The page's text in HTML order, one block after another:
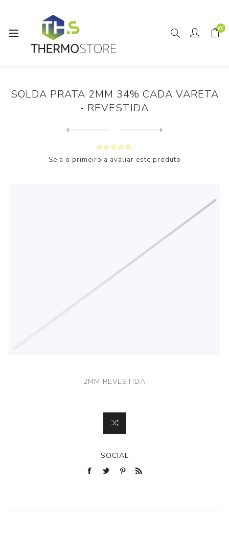
(0)
Início
Tubagem e Acessórios
SOLDA PRATA 2MM 34% CADA VARETA
- REVESTIDA
Seja o primeiro a avaliar este produto
2MM REVESTIDA
SOCIAL